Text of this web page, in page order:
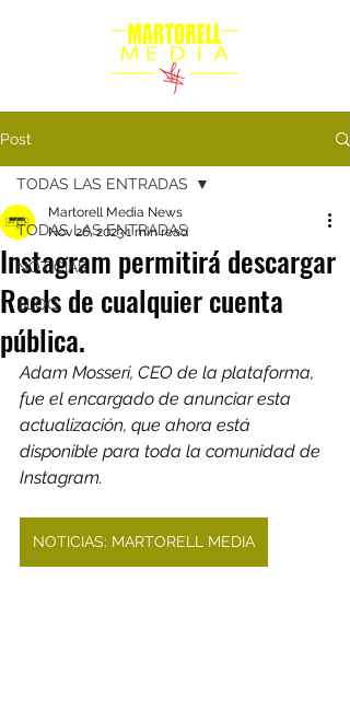
Post
TODAS LAS ENTRADAS
NOTICIAS
BLOG
TODAS LAS ENTRADAS
Instagram permitirá descargar
Reels de cualquier cuenta
pública.
Martorell Media News
Nov 26, 20231 min read
Adam Mosseri, CEO de la plataforma,
fue el encargado de anunciar esta
actualización, que ahora está
disponible para toda la comunidad de
Instagram.
NOTICIAS: MARTORELL MEDIA